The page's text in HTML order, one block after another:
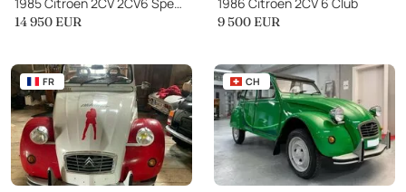
1985 Citroen 2CV 2CV6 Special
14 950 EUR
1986 Citroen 2CV 6 Club
9 500 EUR
FR CH